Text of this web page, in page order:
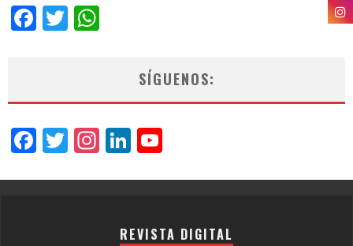
Facebook
Twitter
SÍGUENOS:
Facebook
Twitter
Instagram
LinkedIn
REVISTA DIGITAL